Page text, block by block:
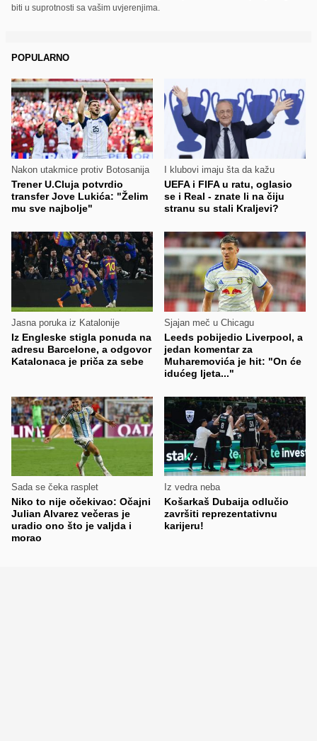
biti u suprotnosti sa vašim uvjerenjima.
POPULARNO
Nakon utakmice protiv Botosanija
Trener U.Cluja potvrdio
transfer Jove Lukića: "Želim
mu sve najbolje"
I klubovi imaju šta da kažu
UEFA i FIFA u ratu, oglasio
se i Real - znate li na čiju
stranu su stali Kraljevi?
Jasna poruka iz Katalonije
Iz Engleske stigla ponuda na
adresu Barcelone, a odgovor
Katalonaca je priča za sebe
Sjajan meč u Chicagu
Leeds pobijedio Liverpool, a
jedan komentar za
Muharemovića je hit: "On će
idućeg ljeta..."
Sada se čeka rasplet
Niko to nije očekivao: Očajni
Julian Alvarez večeras je
uradio ono što je valjda i
morao
Iz vedra neba
Košarkaš Dubaija odlučio
završiti reprezentativnu
karijeru!